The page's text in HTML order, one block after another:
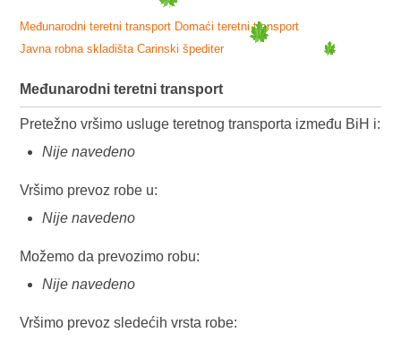
Međunarodni teretni transport Domaći teretni transport
Javna robna skladišta Carinski špediter
Međunarodni teretni transport
Pretežno vršimo usluge teretnog transporta između BiH i:
Nije navedeno
Vršimo prevoz robe u:
Nije navedeno
Možemo da prevozimo robu:
Nije navedeno
Vršimo prevoz sledećih vrsta robe: